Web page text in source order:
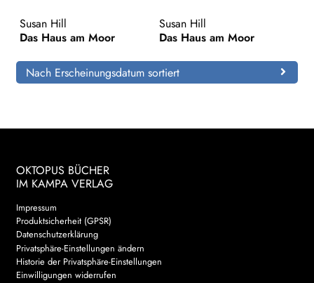
Susan Hill
Das Haus am Moor
Susan Hill
Das Haus am Moor
Nach Erscheinungsdatum sortiert
OKTOPUS BÜCHER
IM KAMPA VERLAG
Impressum
Produktsicherheit (GPSR)
Datenschutzerklärung
Privatsphäre-Einstellungen ändern
Historie der Privatsphäre-Einstellungen
Einwilligungen widerrufen